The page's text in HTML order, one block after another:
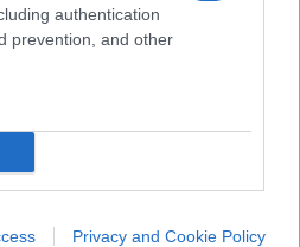
authentication
prevention, and other
Privacy and Cookie Policy